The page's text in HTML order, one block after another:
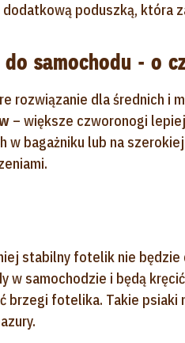
poduszką, która
samochodu - o
rozwiązanie dla średnich i
– większe czworonogi
w bagażniku lub na
stabilny fotelik nie
w samochodzie i będą
brzegi fotelika. Takie psiaki